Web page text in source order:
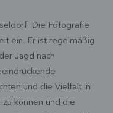
Die Fotografie
ein. Er ist regelmäßig
Jagd nach
und die Vielfalt in
können und die